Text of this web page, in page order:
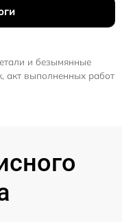
и безымянные
акт выполненных работ